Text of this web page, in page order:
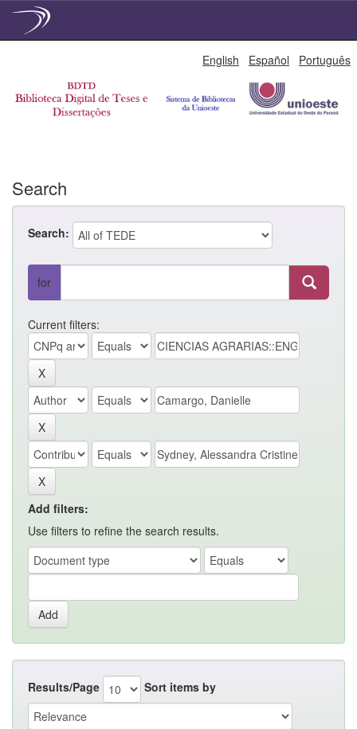
English Español Português
Search
Search:
for
Current filters:
Add filters:
Use filters to refine the search results.
Results/Page Sort items by